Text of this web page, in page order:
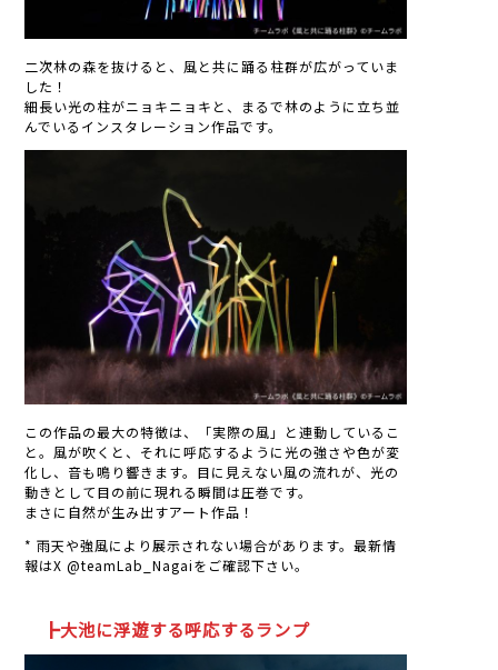
二次林の森を抜けると、風と共に踊る柱群が広がっていま
した！
細長い光の柱がニョキニョキと、まるで林のように立ち並
んでいるインスタレーション作品です。
この作品の最大の特徴は、「実際の風」と連動しているこ
と。風が吹くと、それに呼応するように光の強さや色が変
化し、音も鳴り響きます。目に見えない風の流れが、光の
動きとして目の前に現れる瞬間は圧巻です。
まさに自然が生み出すアート作品！
* 雨天や強風により展示されない場合があります。最新情
報はX @teamLab_Nagaiをご確認下さい。
┣大池に浮遊する呼応するランプ